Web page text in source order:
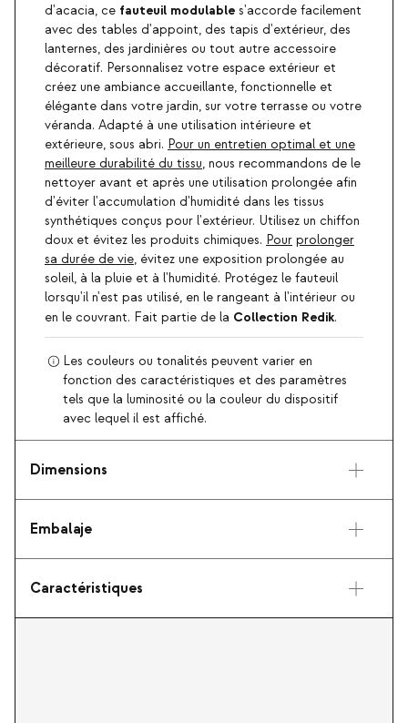
d'acacia, ce fauteuil modulable s'accorde facilement
avec des tables d'appoint, des tapis d'extérieur, des
lanternes, des jardinières ou tout autre accessoire
décoratif. Personnalisez votre espace extérieur et
créez une ambiance accueillante, fonctionnelle et
élégante dans votre jardin, sur votre terrasse ou votre
véranda. Adapté à une utilisation intérieure et
extérieure, sous abri. Pour un entretien optimal et une
meilleure durabilité du tissu, nous recommandons de le
nettoyer avant et après une utilisation prolongée afin
d'éviter l'accumulation d'humidité dans les tissus
synthétiques conçus pour l'extérieur. Utilisez un chiffon
doux et évitez les produits chimiques. Pour prolonger
sa durée de vie, évitez une exposition prolongée au
soleil, à la pluie et à l'humidité. Protégez le fauteuil
lorsqu'il n'est pas utilisé, en le rangeant à l'intérieur ou
en le couvrant. Fait partie de la Collection Redik.
Les couleurs ou tonalités peuvent varier en
fonction des caractéristiques et des paramètres
tels que la luminosité ou la couleur du dispositif
avec lequel il est affiché.
Dimensions
Embalaje
Caractéristiques